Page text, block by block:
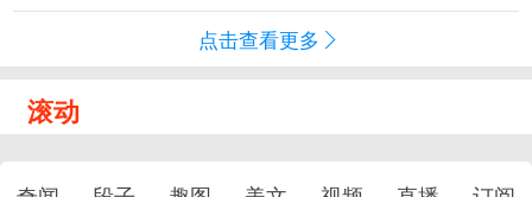
点击查看更多
滚动